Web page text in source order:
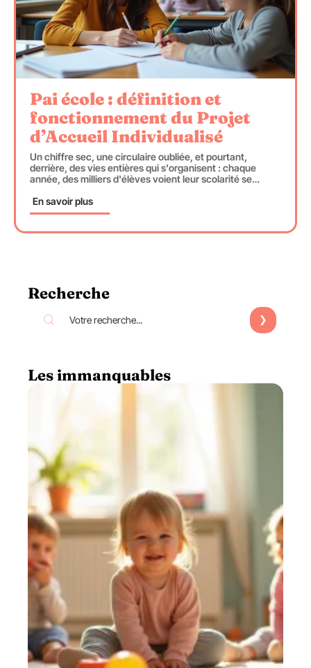
Pai école : définition et
fonctionnement du Projet
d’Accueil Individualisé
Un chiffre sec, une circulaire oubliée, et pourtant,
derrière, des vies entières qui s'organisent : chaque
année, des milliers d'élèves voient leur scolarité se…
En savoir plus
Recherche
Les immanquables